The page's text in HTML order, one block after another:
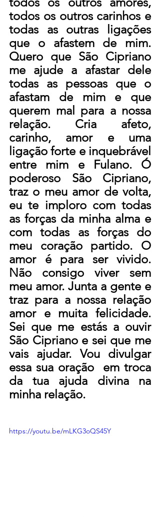
todos os outros carinhos e
todas as outras ligações
que o afastem de mim.
Quero que São Cipriano
me ajude a afastar dele
todas as pessoas que o
afastam de mim e que
querem mal para a nossa
relação. Cria afeto,
carinho, amor e uma
ligação forte e inquebrável
entre mim e Fulano. Ó
poderoso São Cipriano,
traz o meu amor de volta,
eu te imploro com todas
as forças da minha alma e
com todas as forças do
meu coração partido. O
amor é para ser vivido.
Não consigo viver sem
meu amor. Junta a gente e
traz para a nossa relação
amor e muita felicidade.
Sei que me estás a ouvir
São Cipriano e sei que me
vais ajudar. Vou divulgar
essa sua oração  em troca
da tua ajuda divina na
minha relação.
https://youtu.be/mLKG3oQS45Y